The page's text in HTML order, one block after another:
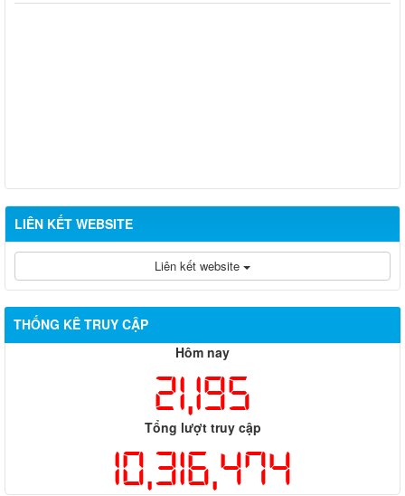
LIÊN KẾT WEBSITE
Liên kết website
THỐNG KÊ TRUY CẬP
Hôm nay
21,195
Tổng lượt truy cập
10,316,474